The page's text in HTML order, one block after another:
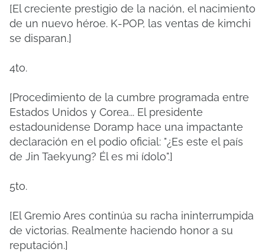
[El creciente prestigio de la nación, el nacimiento
de un nuevo héroe. K-POP, las ventas de kimchi
se disparan.]
4to.
[Procedimiento de la cumbre programada entre
Estados Unidos y Corea... El presidente
estadounidense Doramp hace una impactante
declaración en el podio oficial: "¿Es este el país
de Jin Taekyung? Él es mi ídolo".]
5to.
[El Gremio Ares continúa su racha ininterrumpida
de victorias. Realmente haciendo honor a su
reputación.]